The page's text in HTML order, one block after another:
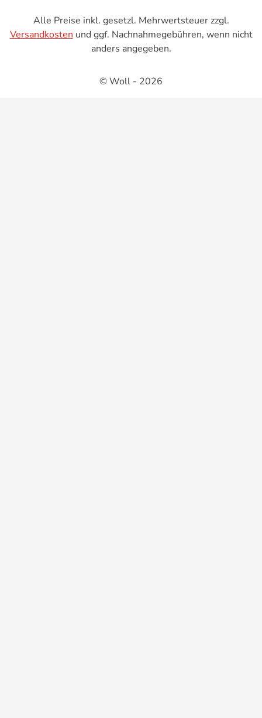
Alle Preise inkl. gesetzl. Mehrwertsteuer zzgl.
Versandkosten und ggf. Nachnahmegebühren, wenn nicht
anders angegeben.
© Woll - 2026